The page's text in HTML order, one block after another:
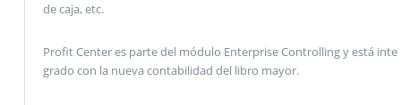
de caja, etc.
Profit Center es parte del módulo Enterprise Controlling y está inte
grado con la nueva contabilidad del libro mayor.